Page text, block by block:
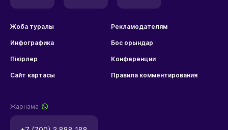
Жоба туралы Рекламодателям
Инфографика Бос орындар
Пікірлер Конференции
Сайт картасы Правила комментирования
Жарнама